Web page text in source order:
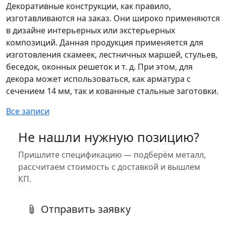
Декоративные конструкции, как правило,
изготавливаются на заказ. Они широко применяются
в дизайне интерьерных или экстерьерных
композиций. Данная продукция применяется для
изготовления скамеек, лестничных маршей, стульев,
беседок, оконных решеток и т. д. При этом, для
декора может использоваться, как арматура с
сечением 14 мм, так и кованные стальные заготовки.
Все записи
Не нашли нужную позицию?
Пришлите спецификацию — подберём металл,
рассчитаем стоимость с доставкой и вышлем
КП.
Отправить заявку